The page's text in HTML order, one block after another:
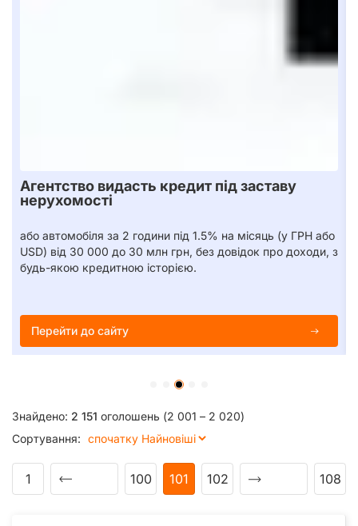
Агентство видасть кредит під заставу
нерухомості
або автомобіля за 2 години під 1.5% на місяць (у ГРН або
USD) від 30 000 до 30 млн грн, без довідок про доходи, з
будь-якою кредитною історією.
Перейти до сайту
Сортування:
Знайдено: 2 151 оголошень (2 001 – 2 020)
1 100 101 102 108